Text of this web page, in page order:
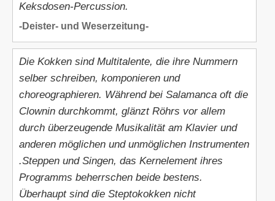
Keksdosen-Percussion.
-Deister- und Weserzeitung-
Die Kokken sind Multitalente, die ihre Nummern
selber schreiben, komponieren und
choreographieren. Während bei Salamanca oft die
Clownin durchkommt, glänzt Röhrs vor allem
durch überzeugende Musikalität am Klavier und
anderen möglichen und unmöglichen Instrumenten
.Steppen und Singen, das Kernelement ihres
Programms beherrschen beide bestens.
Überhaupt sind die Steptokokken nicht